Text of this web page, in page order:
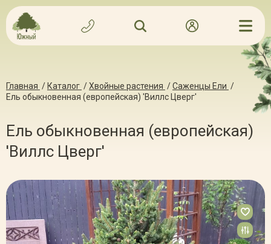
Главная / Каталог /Хвойные растения /Саженцы Ели /
Ель обыкновенная (европейская) 'Виллс Цверг'
Ель обыкновенная (европейская)
'Виллс Цверг'